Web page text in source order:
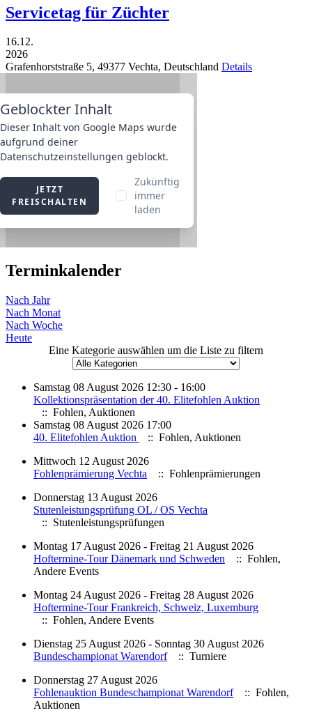
Servicetag für Züchter
16.12.
2026
Grafenhorststraße 5, 49377 Vechta, Deutschland Details
Terminkalender
Nach Jahr
Nach Monat
Nach Woche
Heute
Eine Kategorie auswählen um die Liste zu filtern
Samstag 08 August 2026 12:30 - 16:00
Kollektionspräsentation der 40. Elitefohlen Auktion
:: Fohlen, Auktionen
Samstag 08 August 2026 17:00
40. Elitefohlen Auktion
:: Fohlen, Auktionen
Mittwoch 12 August 2026
Fohlenprämierung Vechta
:: Fohlenprämierungen
Donnerstag 13 August 2026
Stutenleistungsprüfung OL / OS Vechta
:: Stutenleistungsprüfungen
Montag 17 August 2026 - Freitag 21 August 2026
Hoftermine-Tour Dänemark und Schweden
:: Fohlen,
Andere Events
Montag 24 August 2026 - Freitag 28 August 2026
Hoftermine-Tour Frankreich, Schweiz, Luxemburg
:: Fohlen, Andere Events
Dienstag 25 August 2026 - Sonntag 30 August 2026
Bundeschampionat Warendorf
:: Turniere
Donnerstag 27 August 2026
Fohlenauktion Bundeschampionat Warendorf
:: Fohlen,
Auktionen